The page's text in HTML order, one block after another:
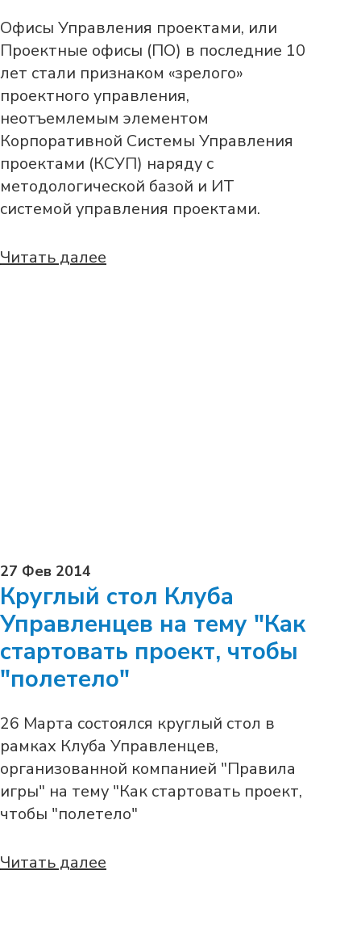
Офисы Управления проектами, или
Проектные офисы (ПО) в последние 10
лет стали признаком «зрелого»
проектного управления,
неотъемлемым элементом
Корпоративной Системы Управления
проектами (КСУП) наряду с
методологической базой и ИТ
системой управления проектами.
Читать далее
27 Фев 2014
Круглый стол Клуба
Управленцев на тему "Как
стартовать проект, чтобы
"полетело"
26 Марта состоялся круглый стол в
рамках Клуба Управленцев,
организованной компанией "Правила
игры" на тему "Как стартовать проект,
чтобы "полетело"
Читать далее